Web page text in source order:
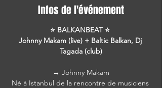
Infos de l'événement
⭐ BALKANBEAT ⭐
Johnny Makam (live) + Baltic Balkan, Dj
Tagada (club)
→ Johnny Makam
Né à Istanbul de la rencontre de musiciens